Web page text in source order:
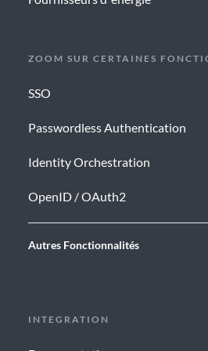
ZOOM SUR CERTAINES
SSO
Passwordless Authentication
Identity Orchestration
OpenID / OAuth2
Autres Fonctionnalités
INTEGRATION